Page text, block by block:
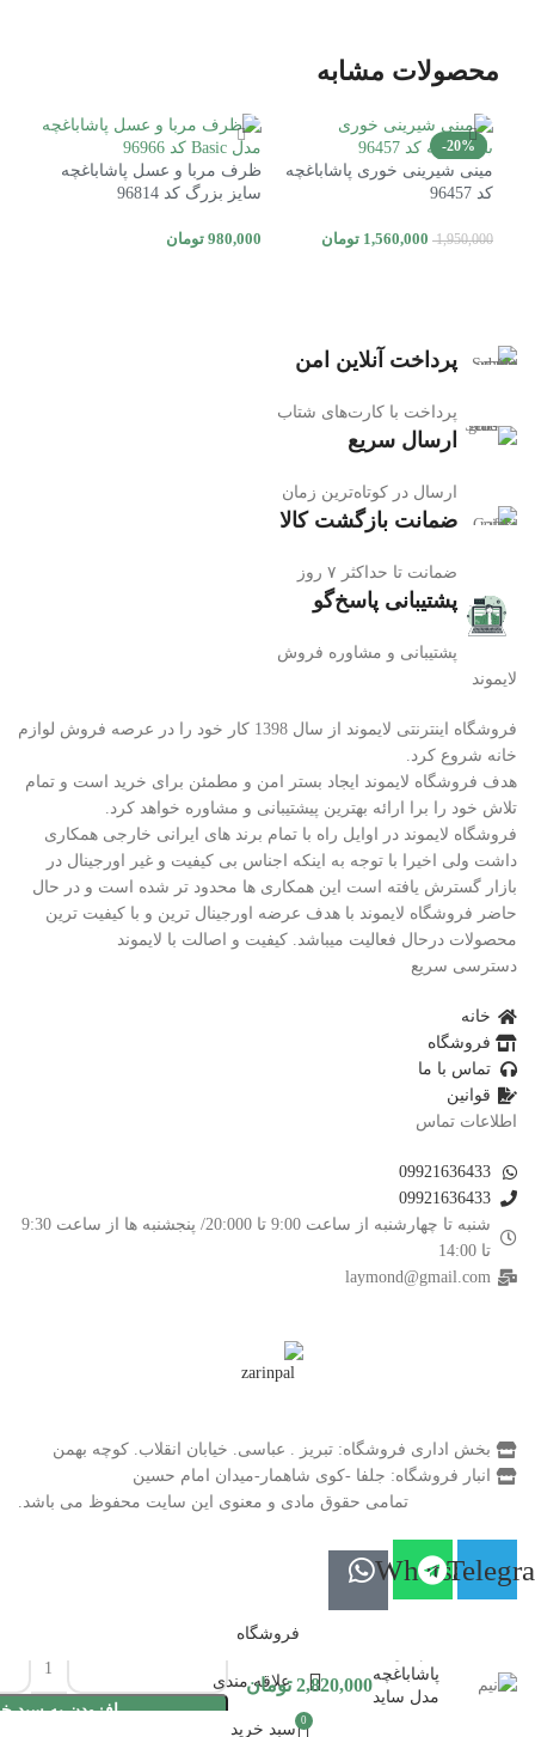
محصولات مشابه
-20%
مینی شیرینی خوری پاشاباغچه
کد 96457
1,950,000
1,560,000 تومان
ظرف مربا و عسل پاشاباغچه
سایز بزرگ کد 96814
980,000 تومان
پرداخت آنلاین امن
پرداخت با کارت‌های شتاب
ارسال سریع
ارسال در کوتاه‌ترین زمان
ضمانت بازگشت کالا
ضمانت تا حداکثر ۷ روز
پشتیبانی پاسخ‌گو
پشتیبانی و مشاوره فروش
لایموند
فروشگاه اینترنتی لایموند از سال 1398 کار خود را در عرصه فروش لوازم
خانه شروع کرد.
هدف فروشگاه لایموند ایجاد بستر امن و مطمئن برای خرید است و تمام
تلاش خود را برا ارائه بهترین پیشتیبانی و مشاوره خواهد کرد.
فروشگاه لایموند در اوایل راه با تمام برند های ایرانی خارجی همکاری
داشت ولی اخیرا با توجه به اینکه اجناس بی کیفیت و غیر اورجینال در
بازار گسترش یافته است این همکاری ها محدود تر شده است و در حال
حاضر فروشگاه لایموند با هدف عرضه اورجینال ترین و با کیفیت ترین
محصولات درحال فعالیت میباشد. کیفیت و اصالت با لایموند
دسترسی سریع
خانه
فروشگاه
تماس با ما
قوانین
اطلاعات تماس
09921636433
09921636433
شنبه تا چهارشنبه از ساعت 9:00 تا 20:000/ پنجشنبه ها از ساعت 9:30
تا 14:00
laymond@gmail.com
بخش اداری فروشگاه: تبریز . عباسی. خیابان انقلاب. کوچه بهمن
انبار فروشگاه: جلفا -کوی شاهمار-میدان امام حسین
تمامی حقوق مادی و معنوی این سایت محفوظ می باشد.
Whatsapp
پاشاباغچه
مدل ساید
2,820,000 تومان
افزودن به سبد
فروشگاه
علاقه مندی
0 سبد خرید